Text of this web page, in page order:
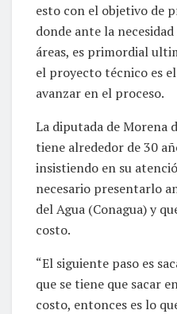
esto con el objetivo de
donde ante la
áreas, es primordial
el proyecto técnico es
avanzar en el proceso.
La diputada de Morena
tiene alrededor de 30
insistiendo en su
necesario presentarlo
del Agua (Conagua) y
costo.
“El siguiente paso es
que se tiene que sacar
costo, entonces es lo